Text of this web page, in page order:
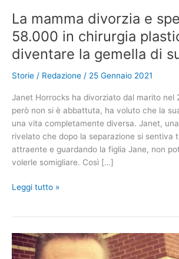
La mamma divorzia e
58.000 in chirurgia
diventare la gemella di
Storie / Redazione / 25 Gennaio 2021
Janet Horrocks ha divorziato dal marito nel
però non si è abbattuta, ha voluto che la
una vita completamente diversa. Janet,
rivelato che dopo la separazione si sentiva
attraente e guardando la figlia Jane, non
volerle somigliare. Così […]
La
spende
$
Leggi tutto »